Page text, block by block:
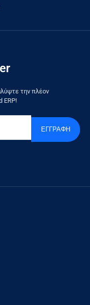
την πλέον
ERP!
ΕΓΓΡΑΦΗ